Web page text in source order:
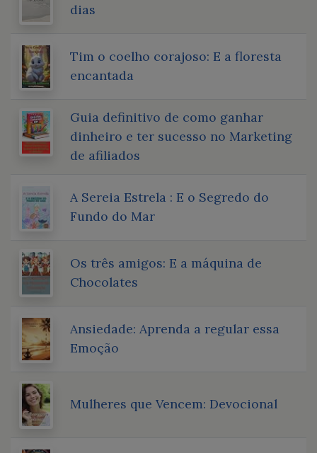
dias
Tim o coelho corajoso: E a floresta
encantada
Guia definitivo de como ganhar
dinheiro e ter sucesso no Marketing
de afiliados
A Sereia Estrela : E o Segredo do
Fundo do Mar
Os três amigos: E a máquina de
Chocolates
Ansiedade: Aprenda a regular essa
Emoção
Mulheres que Vencem: Devocional